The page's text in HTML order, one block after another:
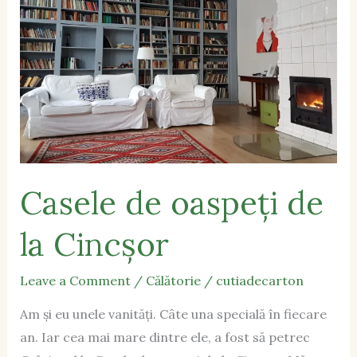
Casele de oaspeți de
la Cincșor
Leave a Comment / Călătorie/ cutiadecarton
Am și eu unele vanități. Câte una specială în fiecare
an. Iar cea mai mare dintre ele, a fost să petrec
de
la
Cincșor